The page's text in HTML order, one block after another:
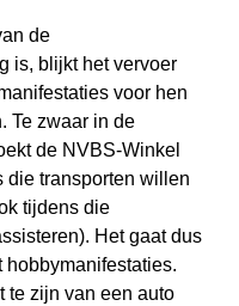
de
is, blijkt het vervoer
voor hen
Te zwaar in de
de NVBS-Winkel
die transporten willen
tijdens die
Het gaat dus
te zijn van een auto